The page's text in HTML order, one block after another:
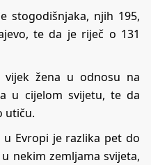
stogodišnjaka, njih 195,
te da je riječ o 131
žena u odnosu na
u cijelom svijetu, te da
utiču.
Evropi je razlika pet do
nekim zemljama svijeta,